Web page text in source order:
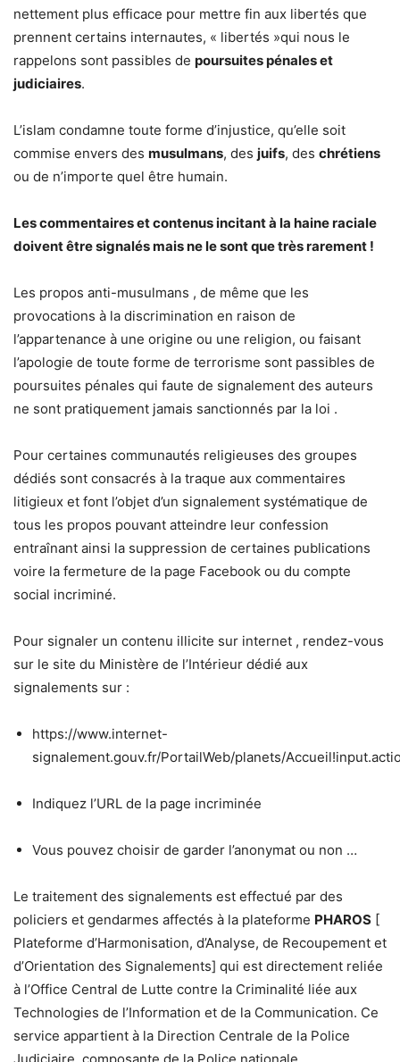
nettement plus efficace pour mettre fin aux libertés que
prennent certains internautes, « libertés »qui nous le
rappelons sont passibles de poursuites pénales et
judiciaires.
L’islam condamne toute forme d’injustice, qu’elle soit
commise envers des musulmans, des juifs, des chrétiens
ou de n’importe quel être humain.
Les commentaires et contenus incitant à la haine raciale
doivent être signalés mais ne le sont que très rarement !
Les propos anti-musulmans , de même que les
provocations à la discrimination en raison de
l’appartenance à une origine ou une religion, ou faisant
l’apologie de toute forme de terrorisme sont passibles de
poursuites pénales qui faute de signalement des auteurs
ne sont pratiquement jamais sanctionnés par la loi .
Pour certaines communautés religieuses des groupes
dédiés sont consacrés à la traque aux commentaires
litigieux et font l’objet d’un signalement systématique de
tous les propos pouvant atteindre leur confession
entraînant ainsi la suppression de certaines publications
voire la fermeture de la page Facebook ou du compte
social incriminé.
Pour signaler un contenu illicite sur internet , rendez-vous
sur le site du Ministère de l’Intérieur dédié aux
signalements sur :
https://www.internet-
signalement.gouv.fr/PortailWeb/planets/
Indiquez l’URL de la page incriminée
Vous pouvez choisir de garder l’anonymat ou non …
Le traitement des signalements est effectué par des
policiers et gendarmes affectés à la plateforme PHAROS [
Plateforme d’Harmonisation, d’Analyse, de Recoupement et
d’Orientation des Signalements] qui est directement reliée
à l’Office Central de Lutte contre la Criminalité liée aux
Technologies de l’Information et de la Communication. Ce
service appartient à la Direction Centrale de la Police